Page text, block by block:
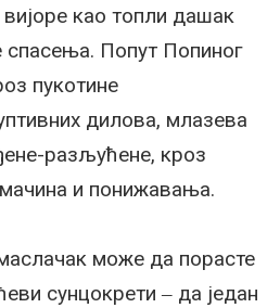
као топли дашак
спасења. Попут Попиног
пукотине
дилова, млазева
разљућене, кроз
и понижавања.
може да порасте
сунцокрети ‒ да један